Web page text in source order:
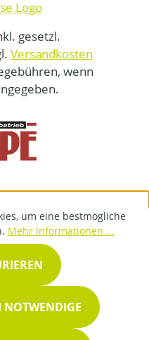
gesetzl.
Versandkosten
wenn
um eine bestmögliche
Mehr Informationen ...
NOTWENDIGE